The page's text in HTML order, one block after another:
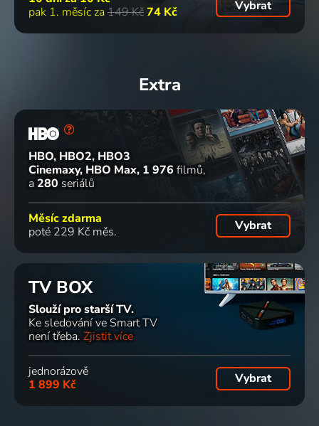
pak 1. měsíc za 149 Kč74 Kč Vybrat
Extra
HBO, HBO2, HBO3
Cinemaxy, HBO Max 1 976 filmů
a 280 seriálů
Měsíc zdarma
poté 229 Kč měs.
Vybrat
TV BOX
Slouží pro starší TV.
Ke sledování ve Smart TV
není třeba. Zjistit více
jednorázově
1 899 Kč
Vybrat